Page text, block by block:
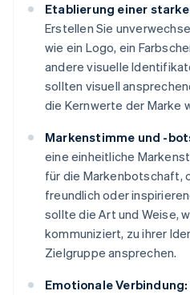
Etablierung einer
Erstellen Sie
wie ein Logo, ein
andere visuelle
sollten visuell
die Kernwerte der Marke
Markenstimme und -
eine einheitliche
für die Markenbotschaft,
freundlich oder
sollte die Art und Weise,
kommuniziert, zu ihrer
Zielgruppe ansprechen.
Emotionale Verbindung: